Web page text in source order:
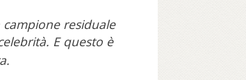
campione residuale
E questo è